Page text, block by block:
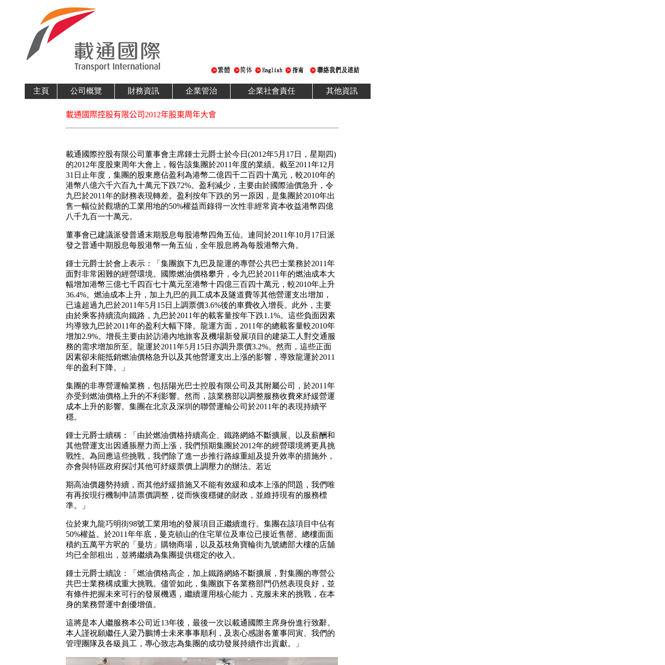
主頁 公司概覽 財務資訊 企業管治 企業社會責任 其他資訊
載通國際控股有限公司2012年股東周年大會
載通國際控股有限公司董事會主席鍾士元爵士於今日(2012年5月17日，星期四)
的2012年度股東周年大會上，報告該集團於2011年度的業績。截至2011年12月
31日止年度，集團的股東應佔盈利為港幣二億四千二百四十萬元，較2010年的
港幣八億六千六百九十萬元下跌72%。盈利減少，主要由於國際油價急升，令
九巴於2011年的財務表現轉差。盈利按年下跌的另一原因，是集團於2010年出
售一幅位於觀塘的工業用地的50%權益而錄得一次性非經常資本收益港幣四億
八千九百一十萬元。
董事會已建議派發普通末期股息每股港幣四角五仙。連同於2011年10月17日派
發之普通中期股息每股港幣一角五仙，全年股息將為每股港幣六角。
鍾士元爵士於會上表示：「集團旗下九巴及龍運的專營公共巴士業務於2011年
面對非常困難的經營環境。國際燃油價格攀升，令九巴於2011年的燃油成本大
幅增加港幣三億七千四百七十萬元至港幣十四億三百四十萬元，較2010年上升
36.4%。燃油成本上升，加上九巴的員工成本及隧道費等其他營運支出增加，
已遠超過九巴於2011年5月15日上調票價3.6%後的車費收入增長。此外，主要
由於乘客持續流向鐵路，九巴於2011年的載客量按年下跌1.1%。這些負面因素
均導致九巴於2011年的盈利大幅下降。龍運方面，2011年的總載客量較2010年
增加2.9%。增長主要由於訪港內地旅客及機場新發展項目的建築工人對交通服
務的需求增加所至。龍運於2011年5月15日亦調升票價3.2%。然而，這些正面
因素卻未能抵銷燃油價格急升以及其他營運支出上漲的影響，導致龍運於2011
年的盈利下降。」
集團的非專營運輸業務，包括陽光巴士控股有限公司及其附屬公司，於2011年
亦受到燃油價格上升的不利影響。然而，該業務部以調整服務收費來紓緩營運
成本上升的影響。集團在北京及深圳的聯營運輸公司於2011年的表現持續平
穩。
鍾士元爵士續稱：「由於燃油價格持續高企、鐵路網絡不斷擴展、以及薪酬和
其他營運支出因通脹壓力而上漲，我們預期集團於2012年的經營環境將更具挑
戰性。為回應這些挑戰，我們除了進一步推行路線重組及提升效率的措施外，
亦會與特區政府探討其他可紓緩票價上調壓力的辦法。若近
期高油價趨勢持續，而其他紓緩措施又不能有效緩和成本上漲的問題，我們唯
有再按現行機制申請票價調整，從而恢復穩健的財政，並維持現有的服務標
準。」
位於東九龍巧明街98號工業用地的發展項目正繼續進行。集團在該項目中佔有
50%權益。於2011年年底，曼克頓山的住宅單位及車位已接近售罄。總樓面面
積約五萬平方呎的「曼坊」購物商場，以及荔枝角寶輪街九號總部大樓的店舖
均已全部租出，並將繼續為集團提供穩定的收入。
鍾士元爵士續說：「燃油價格高企，加上鐵路網絡不斷擴展，對集團的專營公
共巴士業務構成重大挑戰。儘管如此，集團旗下各業務部門仍然表現良好，並
有條件把握未來可行的發展機遇，繼續運用核心能力，克服未來的挑戰，在本
身的業務營運中創優增值。
這將是本人繼服務本公司近13年後，最後一次以載通國際主席身份進行致辭。
本人謹祝願繼任人梁乃鵬博士未來事事順利，及衷心感謝各董事同寅、我們的
管理團隊及各級員工，專心致志為集團的成功發展持續作出貢獻。」